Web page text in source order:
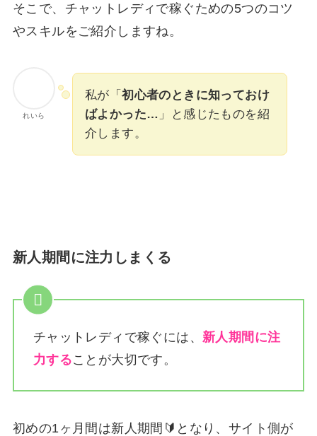
そこで、チャットレディで稼ぐための5つのコツ
やスキルをご紹介しますね。
れいら
私が「初心者のときに知っておけ
ばよかった… 」と感じたものを紹
介します。
新人期間に注力しまくる
チャットレディで稼ぐには、新人期間に注
力することが大切です。
初めの1ヶ月間は新人期間🔰となり、サイト側が